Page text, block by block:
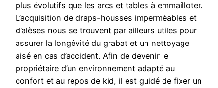
plus évolutifs que les arcs et tables à emmailloter.
L’acquisition de draps-housses imperméables et
d’alèses nous se trouvent par ailleurs utiles pour
assurer la longévité du grabat et un nettoyage
aisé en cas d’accident. Afin de devenir le
propriétaire d’un environnement adapté au
confort et au repos de kid, il est guidé de fixer un